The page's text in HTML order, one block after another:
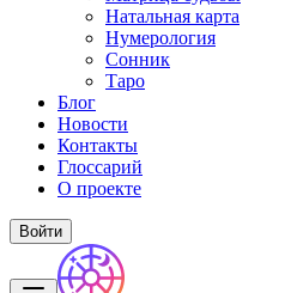
Натальная карта
Нумерология
Сонник
Таро
Блог
Новости
Контакты
Глоссарий
О проекте
Войти